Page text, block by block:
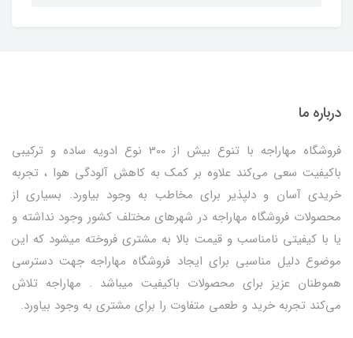
درباره ما
فروشگاه مهاراجه با تنوع بیش از 300 نوع ادویه ساده و ترکیبی
باکیفیت سعی می‌کند علاوه بر کمک به کاهش آلودگی هوا ، تجربه
خریدی آسان و دلپذیر برای مخاطب به وجود بیاورد. بسیاری از
محصولات فروشگاه مهاراجه در شهرهای مختلف کشور وجود نداشته و
یا با کیفیتی نامناسب و قیمت بالا به مشتری فروخته میشود که این
موضوع دلیل مناسبی برای ایجاد فروشگاه مهاراجه جهت دسترسی
هموطنان عزیز برای محصولات باکیفیت میباشد . مهاراجه تلاش
می‌کند تجربه خرید و طعمی متفاوت را برای مشتری به وجود بیاورد.